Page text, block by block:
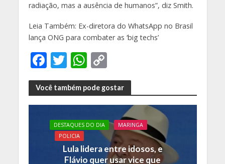
radiação, mas a ausência de humanos”, diz Smith.
Leia Também: Ex-diretora do WhatsApp no Brasil
lança ONG para combater as ‘big techs’
F
ac
e
b
o
o
T
w
itt
er
W
h
at
s
A
p
p
C
o
p
y
Li
n
k
Você também pode gostar
DESTAQUES DO DIA
MARINGA
POLICIA
Lula lidera entre idosos, e
Flávio quer usar vice que